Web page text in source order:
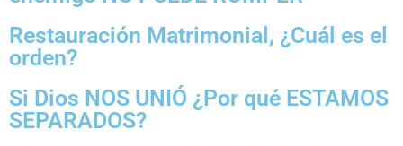
Restauración Matrimonial, ¿Cuál es el
orden?
Si Dios NOS UNIÓ ¿Por qué ESTAMOS
SEPARADOS?